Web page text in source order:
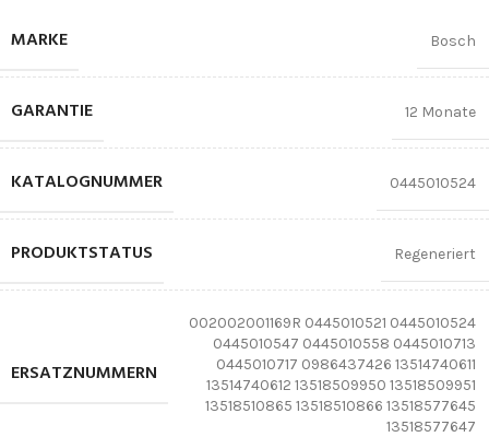
MARKE Bosch
GARANTIE 12 Monate
KATALOGNUMMER 0445010524
PRODUKTSTATUS Regeneriert
ERSATZNUMMERN
002002001169R 0445010521 0445010524
0445010547 0445010558 0445010713
0445010717 0986437426 13514740611
13514740612 13518509950 13518509951
13518510865 13518510866 13518577645
13518577647